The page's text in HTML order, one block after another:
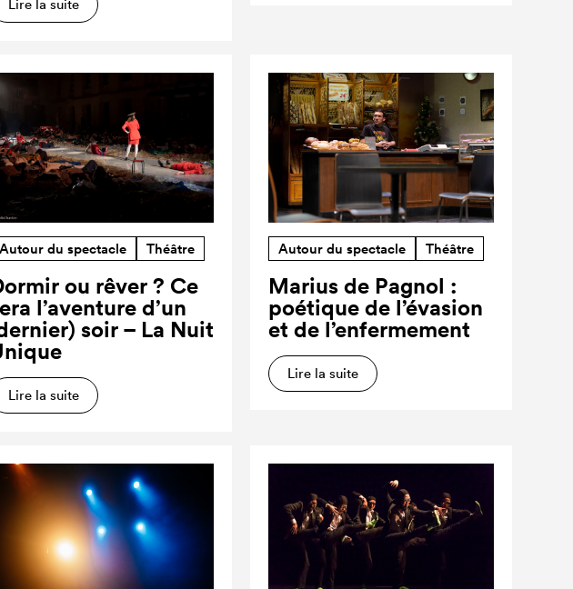
Lire la suite
Autour du spectacle Théâtre
ou rêver ? Ce
l’aventure d’un
soir – La Nuit
Lire la suite
Autour du spectacle Théâtre
Marius de Pagnol :
poétique de l’évasion
et de l’enfermement
Lire la suite